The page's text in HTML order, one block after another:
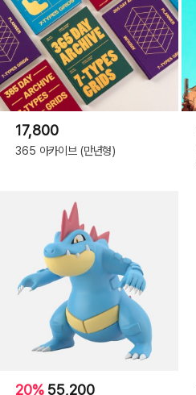
17,800
365 아카이브 (만년형)
20% 55,200